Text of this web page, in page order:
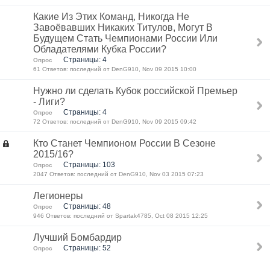
Какие Из Этих Команд, Никогда Не
Завоёвавших Никаких Титулов, Могут В
Будущем Стать Чемпионами России Или
Обладателями Кубка России?
Опрос Страницы: 4
61 Ответов: последний от DenG910, Nov 09 2015 10:00
Нужно ли сделать Кубок российской Премьер
- Лиги?
Опрос Страницы: 4
72 Ответов: последний от DenG910, Nov 09 2015 09:42
Кто Станет Чемпионом России В Сезоне
2015/16?
Опрос Страницы: 103
2047 Ответов: последний от DenG910, Nov 03 2015 07:23
Легионеры
Опрос Страницы: 48
946 Ответов: последний от Spartak4785, Oct 08 2015 12:25
Лучший Бомбардир
Опрос Страницы: 52